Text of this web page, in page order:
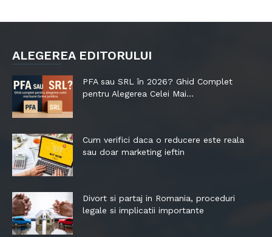
ALEGEREA EDITORULUI
PFA sau SRL în 2026? Ghid Complet
pentru Alegerea Celei Mai...
Cum verifici daca o reducere este reala
sau doar marketing ieftin
Divort si partaj in Romania, proceduri
legale si implicatii importante